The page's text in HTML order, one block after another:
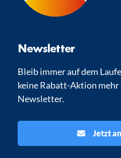
Newsletter
Bleib immer auf dem
keine Rabatt-Aktion mehr
Newsletter.
Jetzt